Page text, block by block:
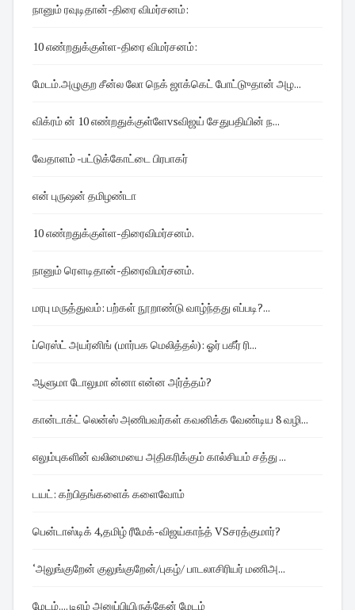
நானும் ரவுடிதான்-திரை விமர்சனம்:
10 எண்றதுக்குள்ள -திரை விமர்சனம்:
மேடம்.அழுகுற சீன்ல லோ நெக் ஜாக்கெட் போட்டுுதான் அழ...
விக்ரம் ன் 10 எண்றதுக்குள்ளேvsவிஜய் சேதுபதியின் ந...
வேதாளம் -பட்டுக்கோட்டை பிரபாகர்
என் புருஷன் தமிழண்டா
10 எண்றதுக்குள்ள-திரைவிமர்சனம்.
நானும் ரௌடிதான்-திரைவிமர்சனம்.
மரபு மருத்துவம்: பற்கள் நூறாண்டு வாழ்ந்தது எப்படி?...
ப்ரெஸ்ட் அயர்னிங் (மார்பக மெலித்தல்): ஓர் பகீர் ரி...
ஆளுமா டோலுமா ன்னா என்ன அர்த்தம்?
கான்டாக்ட் லென்ஸ் அணிபவர்கள் கவனிக்க வேண்டிய 8 வழி...
எலும்புகளின் வலிமையை அதிகரிக்கும் கால்சியம் சத்து ...
டயட்: கற்பிதங்களைக் களைவோம்
பென்டாஸ்டிக் 4,தமிழ் ரீமேக்-விஜய்காந்த் VSசரத்குமார்?
‘அலுங்குறேன் குலுங்குறேன்/புகழ்/ பாடலாசிரியர் மணிஅ...
மேடம்.... டிஎம் அனுப்பியிருக்கேன் மேடம்